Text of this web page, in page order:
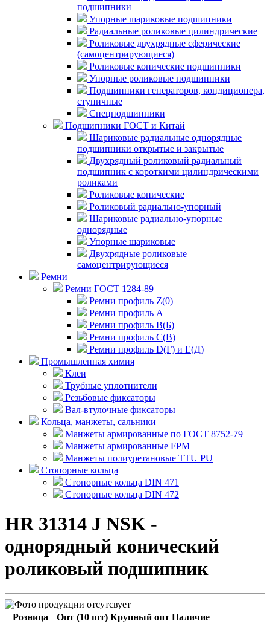
подшипники
Упорные шариковые подшипники
Радиальные роликовые цилиндрические
Роликовые двухрядные сферические
(самоцентрирующиеся)
Роликовые конические подшипники
Упорные роликовые подшипники
Подшипники генераторов, кондиционера,
ступичные
Спецподшипники
Подшипники ГОСТ и Китай
Шариковые радиальные однорядные
подшипники открытые и закрытые
Двухрядный роликовый радиальный
подшипник с короткими цилиндрическими
роликами
Роликовые конические
Роликовый радиально-упорный
Шариковые радиально-упорные
однорядные
Упорные шариковые
Двухрядные роликовые
самоцентрирующиеся
Ремни
Ремни ГОСТ 1284-89
Ремни профиль Z(0)
Ремни профиль А
Ремни профиль В(Б)
Ремни профиль С(В)
Ремни профиль D(Г) и E(Д)
Промышленная химия
Клеи
Трубные уплотнители
Резьбовые фиксаторы
Вал-втулочные фиксаторы
Кольца, манжеты, сальники
Манжеты армированные по ГОСТ 8752-79
Манжеты армированные FPM
Манжеты полиуретановые TTU PU
Стопорные кольца
Стопорные кольца DIN 471
Стопорные кольца DIN 472
HR 31314 J NSK -
однорядный конический
роликовый подшипник
Розница Опт (10 шт) Крупный опт Наличие